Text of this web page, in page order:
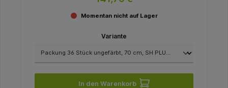
Momentan nicht auf Lager
Variante
In den Warenkorb